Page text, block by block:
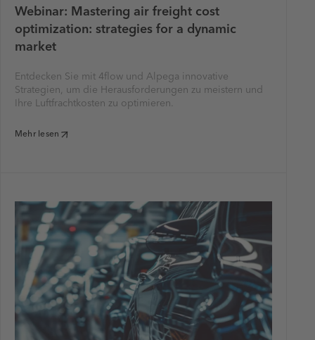
Webinar: Mastering air freight cost
optimization: strategies for a dynamic
market
Entdecken Sie mit 4flow und Alpega innovative
Strategien, um die Herausforderungen zu meistern und
Ihre Luftfrachtkosten zu optimieren.
Mehr lesen